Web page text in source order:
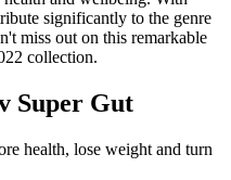
significantly to the genre
miss out on this remarkable
collection.
Super Gut
health, lose weight and turn